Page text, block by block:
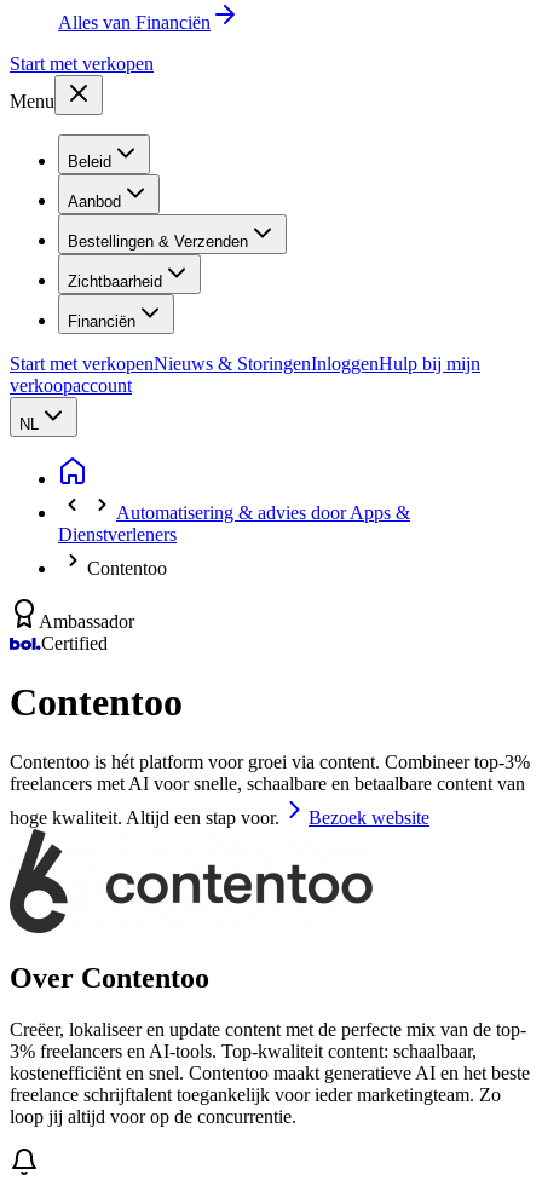
Alles van Financiën
Start met verkopen
Menu
Beleid
Aanbod
Bestellingen & Verzenden
Zichtbaarheid
Financiën
Start met verkopenNieuws & StoringenInloggenHulp bij mijn
verkoopaccount
NL
Automatisering & advies door Apps &
Dienstverleners
Contentoo
Ambassador
Certified
Contentoo
Contentoo is hét platform voor groei via content. Combineer top-3%
freelancers met AI voor snelle, schaalbare en betaalbare content van
hoge kwaliteit. Altijd een stap voor.
Bezoek website
Over Contentoo
Creëer, lokaliseer en update content met de perfecte mix van de top-
3% freelancers en AI-tools. Top-kwaliteit content: schaalbaar,
kostenefficiënt en snel. Contentoo maakt generatieve AI en het beste
freelance schrijftalent toegankelijk voor ieder marketingteam. Zo
loop jij altijd voor op de concurrentie.